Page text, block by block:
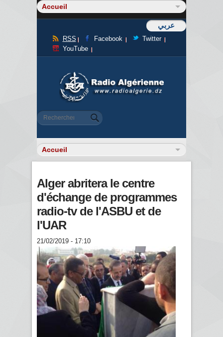
عربي
RSS Facebook
Twitter
YouTube
Formulaire de recherche
Rechercher
Alger abritera le centre
d'échange de programmes
radio-tv de l'ASBU et de
l'UAR
21/02/2019 - 17:10